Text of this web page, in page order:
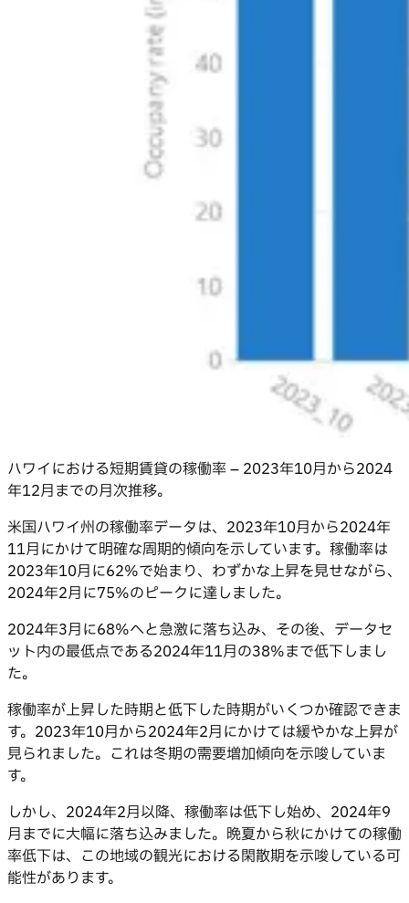
ハワイにおける短期賃貸の稼働率 – 2023年10月から2024
年12月までの月次推移。
米国ハワイ州の稼働率データは、2023年10月から2024年
11月にかけて明確な周期的傾向を示しています。稼働率は
2023年10月に62%で始まり、わずかな上昇を見せながら、
2024年2月に75%のピークに達しました。
2024年3月に68%へと急激に落ち込み、その後、データセ
ット内の最低点である2024年11月の38%まで低下しまし
た。
稼働率が上昇した時期と低下した時期がいくつか確認できま
す。2023年10月から2024年2月にかけては緩やかな上昇が
見られました。これは冬期の需要増加傾向を示唆していま
す。
しかし、2024年2月以降、稼働率は低下し始め、2024年9
月までに大幅に落ち込みました。晩夏から秋にかけての稼働
率低下は、この地域の観光における閑散期を示唆している可
能性があります。